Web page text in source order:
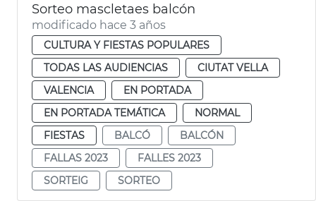
Sorteo mascletaes balcón
modificado hace 3 años
CULTURA Y FIESTAS POPULARES
TODAS LAS AUDIENCIAS
CIUTAT VELLA
VALENCIA
EN PORTADA
EN PORTADA TEMÁTICA
NORMAL
FIESTAS
BALCÓ
BALCÓN
FALLAS 2023
FALLES 2023
SORTEIG
SORTEO